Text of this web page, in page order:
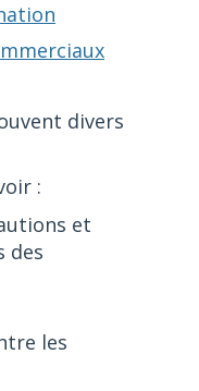
divers
:
et
des
les